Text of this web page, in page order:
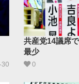
共産党14議席
最少
0